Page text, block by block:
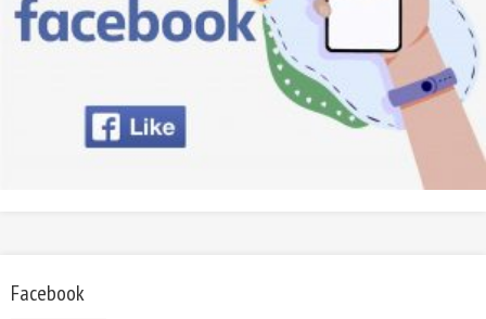
Facebook